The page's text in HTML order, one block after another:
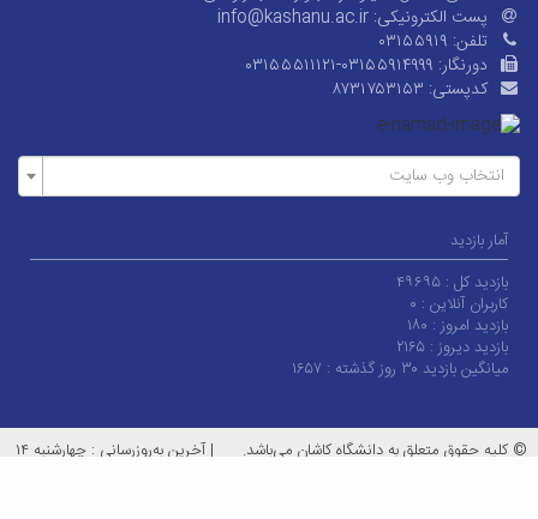
پست الکترونیکی: info@kashanu.ac.ir
تلفن: ۰۳۱۵۵۹۱۹
دورنگار: ۰۳۱۵۵۵۱۱۱۲۱-۰۳۱۵۵۹۱۴۹۹۹
کدپستی: ۸۷۳۱۷۵۳۱۵۳
انتخاب وب سایت
آمار بازدید
بازدید کل : ۴۹۶۹۵
کاربران آنلاین : ۰
بازدید امروز : ۱۸۰
بازدید دیروز : ۲۱۶۵
میانگین بازدید ۳۰ روز گذشته :
۱۶۵۷
© کلیه حقوق متعلق به دانشگاه کاشان می‌باشد. |
آخرین به‌روزرسانی : چهارشنبه ۱۴